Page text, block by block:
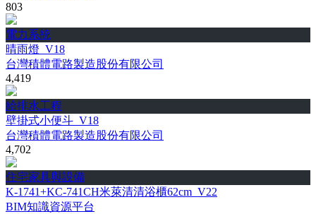
803
電力系統
晴雨燈_V18
台灣積體電路製造股份有限公司
4,419
給排水工程
壁掛式小便斗_V18
台灣積體電路製造股份有限公司
4,702
住宅家具與設備
K-1741+KC-741CH米萊清清浴櫃62cm_V22
BIM知識資源平台